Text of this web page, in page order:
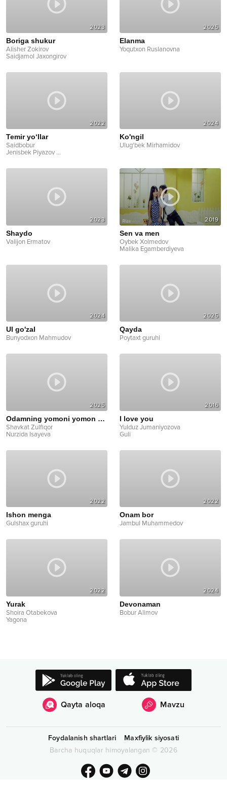
2023
Boriga shukur
Alisher Zokirov
Saidjamol Jaxongirov
2025
Elanma
Yoqutxon Ruslanovna
2022
Temir yo‘llar
Saidbobur
Jenisbek Piyazov ...
2024
Ko'ngil
Ulug'bek Mirhamidov
2023
Shaydo
Valijon Ermatov
2019
Sen va men
Oybek Xolmedov
Malika Egamberdiyeva
2024
Ul go'zal
Bunyodxon Mahmudov
2025
Qayda
Poytaxt guruhi
2025
Odamning yomoni yomon bo'larkan
Shavkat Zulfiqor
Nurzida Isayeva
2016
I love you
Yulduz Jumaniyozova
Guli
2022
Ishon menga
Gulshax guruhi
2022
Onam bor
Jambul Muhammedov
2022
Yurak
Shoira Otabekova
Yagona
2024
Devonaman
Bobur Alimov
Qayta aloqa Mavzu
Foydalanish shartlari
Maxfiylik siyosati
Barcha huquqlar himoyalangan © 2026